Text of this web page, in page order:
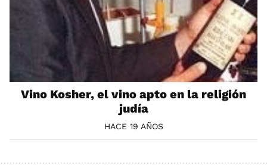
Vino Kosher, el vino apto en la religión
judía
HACE 19 AÑOS